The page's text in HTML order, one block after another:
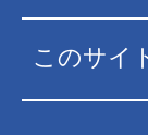
このサイ